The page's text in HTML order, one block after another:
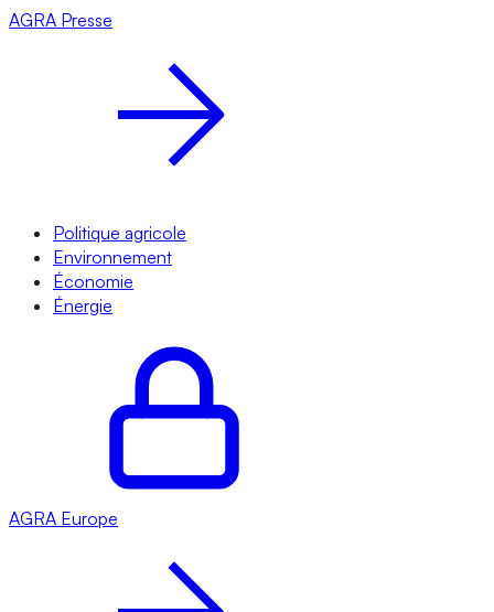
AGRA Presse
Politique agricole
Environnement
Économie
Énergie
AGRA Europe